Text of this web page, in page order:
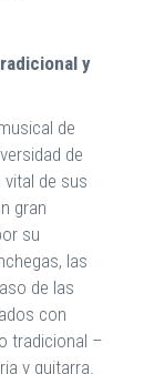
y
de
de
de sus
gran
su
las
de las
con
tradicional –
y guitarra.